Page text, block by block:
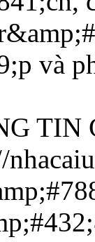
và
TIN